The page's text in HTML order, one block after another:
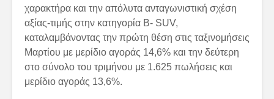
χαρακτήρα και την απόλυτα ανταγωνιστική σχέση
αξίας-τιμής στην κατηγορία B- SUV,
καταλαμβάνοντας την πρώτη θέση στις ταξινομήσεις
Μαρτίου με μερίδιο αγοράς 14,6% και την δεύτερη
στο σύνολο του τριμήνου με 1.625 πωλήσεις και
μερίδιο αγοράς 13,6%.